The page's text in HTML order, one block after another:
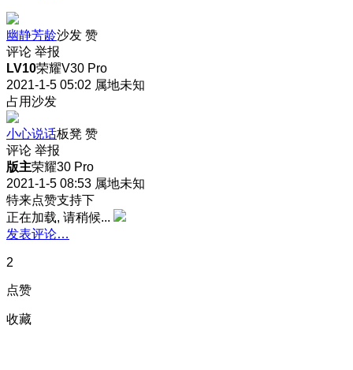
幽静芳龄沙发 赞
评论 举报
LV10荣耀V30 Pro
2021-1-5 05:02 属地未知
占用沙发
小心说话板凳 赞
评论 举报
版主荣耀30 Pro
2021-1-5 08:53 属地未知
特来点赞支持下
正在加载, 请稍候...
发表评论…
2
点赞
收藏